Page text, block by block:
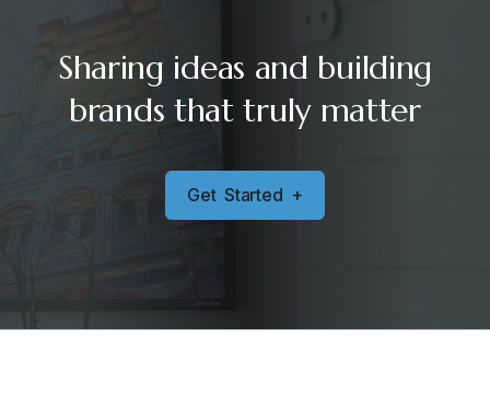
Sharing ideas and building
brands that truly matter
Get Started +